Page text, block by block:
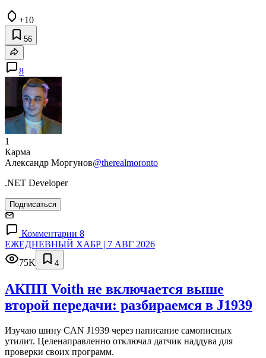
+10
56
8
1
Карма
Александр Моргунов@therealmoronto
.NET Developer
Подписаться
Комментарии 8
ЕЖЕДНЕВНЫЙ ХАБР | 7 АВГ 2026
75K
4
АКПП Voith не включается выше
второй передачи: разбираемся в J1939
Изучаю шину CAN J1939 через написание самописных
утилит. Целенаправленно отключал датчик наддува для
проверки своих программ.